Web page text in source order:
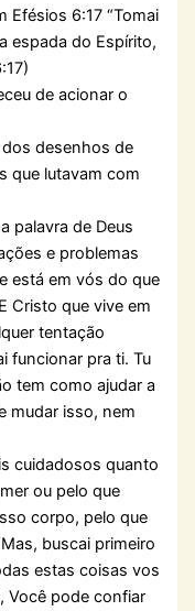
Efésios 6:17 “Tomai
espada do Espírito,
de acionar o
dos desenhos de
que lutavam com
palavra de Deus
e problemas
está em vós do que
Cristo que vive em
tentação
funcionar pra ti. Tu
tem como ajudar a
mudar isso, nem
cuidadosos quanto
ou pelo que
corpo, pelo que
buscai primeiro
estas coisas vos
Você pode confiar